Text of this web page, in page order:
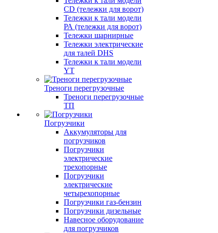
CD (тележки для ворот)
Тележки к тали модели
РА (тележки для ворот)
Тележки шарнирные
Тележки электрические
для талей DHS
Тележки к тали модели
YT
Треноги перегрузочные
Треноги перегрузочные
ТП
Погрузчики
Аккумуляторы для
погрузчиков
Погрузчики
электрические
трехопорные
Погрузчики
электрические
четырехопорные
Погрузчики газ-бензин
Погрузчики дизельные
Навесное оборудование
для погрузчиков